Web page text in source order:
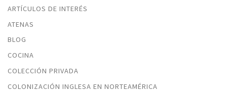
ARTÍCULOS DE INTERÉS
ATENAS
BLOG
COCINA
COLECCIÓN PRIVADA
COLONIZACIÓN INGLESA EN NORTEAMÉRICA